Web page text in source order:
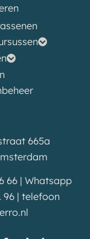
665a
66 | Whatsapp
96 | telefoon